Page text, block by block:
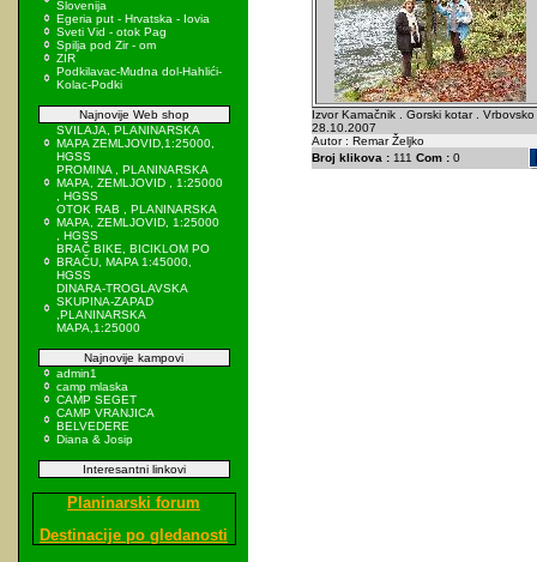
Slovenija
Egeria put - Hrvatska - Iovia
Sveti Vid - otok Pag
Spilja pod Zir - om
ZIR
Podkilavac-Mudna dol-Hahlići-
Kolac-Podki
Najnovije Web shop
SVILAJA, PLANINARSKA
MAPA ZEMLJOVID,1:25000,
HGSS
PROMINA , PLANINARSKA
MAPA, ZEMLJOVID , 1:25000
, HGSS
OTOK RAB , PLANINARSKA
MAPA, ZEMLJOVID, 1:25000
, HGSS
BRAČ BIKE, BICIKLOM PO
BRAČU, MAPA 1:45000,
HGSS
DINARA-TROGLAVSKA
SKUPINA-ZAPAD
,PLANINARSKA
MAPA,1:25000
Najnovije kampovi
admin1
camp mlaska
CAMP SEGET
CAMP VRANJICA
BELVEDERE
Diana & Josip
Interesantni linkovi
Planinarski forum
Destinacije po gledanosti
Izvor Kamačnik . Gorski kotar . Vrbovsko
28.10.2007
Autor : Remar Željko
Broj klikova :111 Com :0